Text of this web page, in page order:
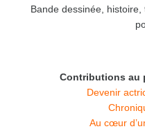
Bande dessinée,
Contributions au
Devenir
Au cœur